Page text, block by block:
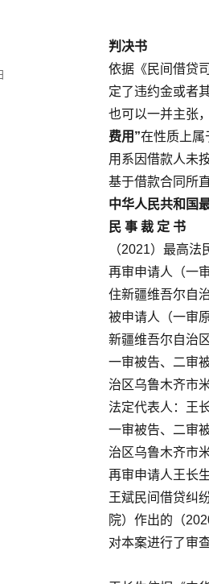
判决书
依据《民间借贷
定了违约金或者
也可以一并主张
费用”在性质上属
用系因借款人未
基于借款合同所
中华人民共和国
民 事 裁 定 书
（2021）最高法
再审申请人（一
住新疆维吾尔自
被申请人（一审
新疆维吾尔自治
一审被告、二审
治区乌鲁木齐市
法定代表人：王
一审被告、二审
治区乌鲁木齐市
再审申请人王长
王斌民间借贷纠
院）作出的（
对本案进行了审